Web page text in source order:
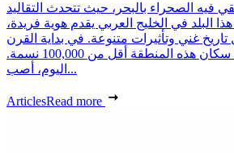
فيه الصحراء بالبحر، حيث تتحدث التقاليد
هذا البلد في الخليج العربي يقدم هوية فريدة،
غني وتأثيرات متنوعة. في بداية القرن
العشرين، كان عدد سكان هذه المنطقة أقل من 100,000 نسمة.
اليوم، أصب...
ArticlesRead more